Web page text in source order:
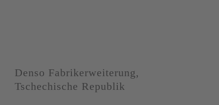
Denso Fabrikerweiterung,
Tschechische Republik